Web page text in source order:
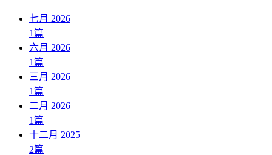
七月 2026
1篇
六月 2026
1篇
三月 2026
1篇
二月 2026
1篇
十二月 2025
2篇